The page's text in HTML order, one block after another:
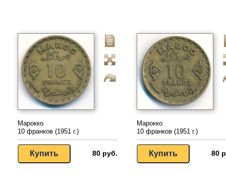
Марокко
10 франков (1951 г.)
80 руб.
Марокко
10 франков (1951 г.)
80